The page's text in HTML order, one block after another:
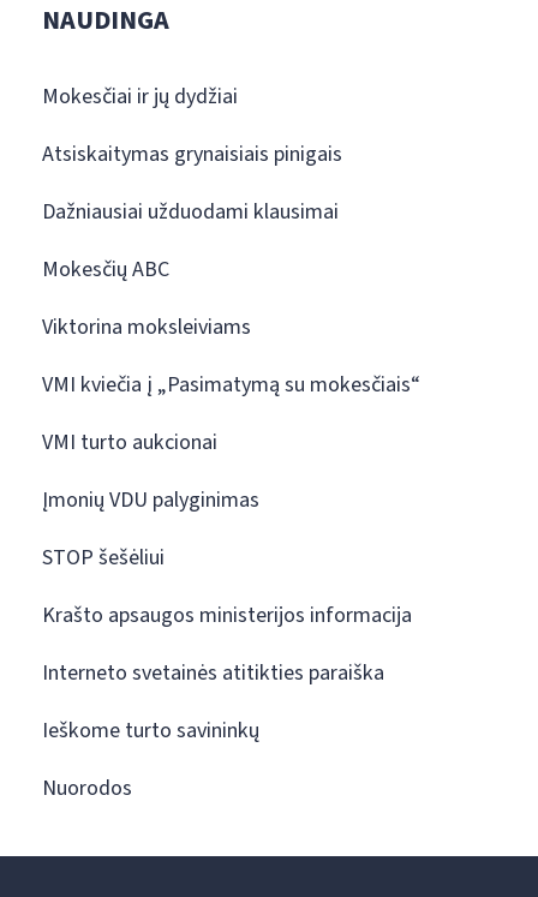
NAUDINGA
Mokesčiai ir jų dydžiai
Atsiskaitymas grynaisiais pinigais
Dažniausiai užduodami klausimai
Mokesčių ABC
Viktorina moksleiviams
VMI kviečia į „Pasimatymą su mokesčiais“
VMI turto aukcionai
Įmonių VDU palyginimas
STOP šešėliui
Krašto apsaugos ministerijos informacija
Interneto svetainės atitikties paraiška
Ieškome turto savininkų
Nuorodos